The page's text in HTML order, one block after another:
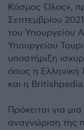
Κόσμος Όλος»,
Σεπτεμβρίου
του Υπουργείου
Υπουργείου
υποστήριξη
όπως η Ελληνική
και η Britishpedia.
Πρόκειται για
αναγνώριση της